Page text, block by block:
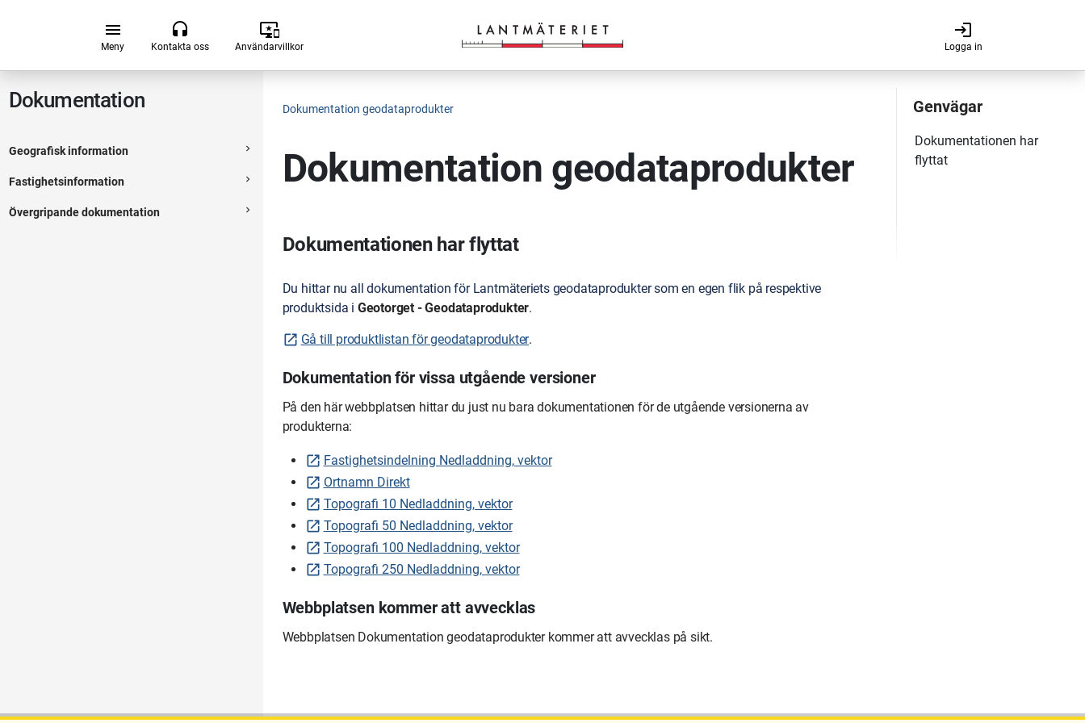
menu
Meny
headset
Kontakta oss
important_devices
Användarvillkor
login
Logga in
Dokumentation
Geografisk information Expanderbar sektion
navigate_next
Fastighetsinformation Expanderbar sektion
navigate_next
Övergripande dokumentation Expanderbar sektion
navigate_next
Dokumentation geodataprodukter
Dokumentation geodataprodukter
Dokumentationen har flyttat
Du hittar nu all dokumentation för Lantmäteriets geodataprodukter som en egen flik på respektive
produktsida i Geotorget - Geodataprodukter.
Gå till produktlistan för geodataprodukter.
Dokumentation för vissa utgående versioner
På den här webbplatsen hittar du just nu bara dokumentationen för de utgående versionerna av
produkterna:
Fastighetsindelning Nedladdning, vektor
Ortnamn Direkt
Topografi 10 Nedladdning, vektor
Topografi 50 Nedladdning, vektor
Topografi 100 Nedladdning, vektor
Topografi 250 Nedladdning, vektor
Webbplatsen kommer att avvecklas
Webbplatsen Dokumentation geodataprodukter kommer att avvecklas på sikt.